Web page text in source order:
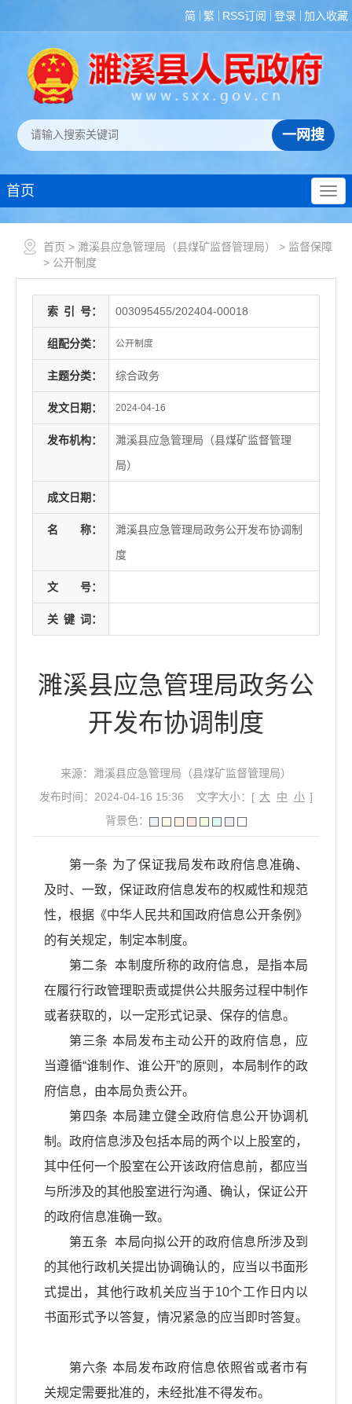
简 繁 RSS订阅 登录 加入收藏
首页
首页 > 濉溪县应急管理局（县煤矿监督管理局） > 监督保障
> 公开制度
索 引 号： 003095455/202404-00018
组配分类： 公开制度
主题分类： 综合政务
发文日期： 2024-04-16
发布机构：
濉溪县应急管理局（县煤矿监督管理
局）
成文日期：
名 称：
濉溪县应急管理局政务公开发布协调制
度
文 号：
关 键 词：
濉溪县应急管理局政务公
开发布协调制度
来源：濉溪县应急管理局（县煤矿监督管理局）
发布时间：2024-04-16 15:36
文字大小：[ 大 中 小 ]
背景色：
第一条 为了保证我局发布政府信息准确、
及时、一致，保证政府信息发布的权威性和规范
性，根据《中华人民共和国政府信息公开条例》
的有关规定，制定本制度。
第二条 本制度所称的政府信息，是指本局
在履行行政管理职责或提供公共服务过程中制作
或者获取的，以一定形式记录、保存的信息。
第三条 本局发布主动公开的政府信息，应
当遵循“谁制作、谁公开”的原则，本局制作的政
府信息，由本局负责公开。
第四条 本局建立健全政府信息公开协调机
制。政府信息涉及包括本局的两个以上股室的，
其中任何一个股室在公开该政府信息前，都应当
与所涉及的其他股室进行沟通、确认，保证公开
的政府信息准确一致。
第五条 本局向拟公开的政府信息所涉及到
的其他行政机关提出协调确认的，应当以书面形
式提出，其他行政机关应当于10个工作日内以
书面形式予以答复，情况紧急的应当即时答复。
第六条 本局发布政府信息依照省或者市有
关规定需要批准的，未经批准不得发布。